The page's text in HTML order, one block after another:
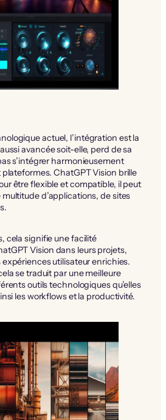
actuel, l’intégration est la
avancée soit-elle, perd de sa
s’intégrer harmonieusement
plateformes. ChatGPT Vision brille
être flexible et compatible, il peut
d’applications, de sites
cela signifie une facilité
Vision dans leurs projets,
utilisateur enrichies.
se traduit par une meilleure
outils technologiques qu’elles
les workflows et la productivité.